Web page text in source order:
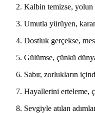
Kalbin temizse, yolun
Umutla yürüyen,
Dostluk gerçekse,
Gülümse, çünkü
Sabır, zorlukların
Hayallerini erteleme,
Sevgiyle atılan